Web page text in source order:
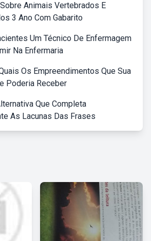
Animais Vertebrados E
3 Ano Com Gabarito
Um Técnico De Enfermagem
Na Enfermaria
Os Empreendimentos Que Sua
Poderia Receber
Que Completa
As Lacunas Das Frases